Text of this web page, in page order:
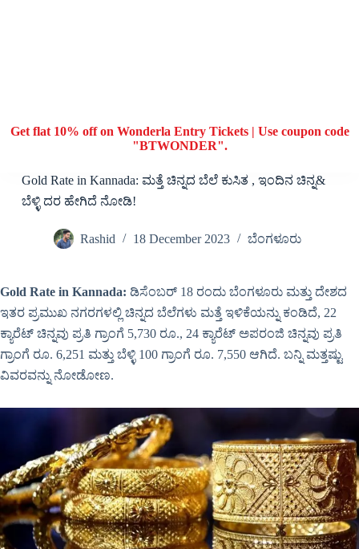
Get flat 10% off on Wonderla Entry Tickets | Use coupon code
"BTWONDER".
Gold Rate in Kannada: ಮತ್ತೆ ಚಿನ್ನದ ಬೆಲೆ ಕುಸಿತ , ಇಂದಿನ ಚಿನ್ನ&
ಬೆಳ್ಳಿ ದರ ಹೇಗಿದೆ ನೋಡಿ!
Rashid 18 December 2023 ಬೆಂಗಳೂರು
Gold Rate in Kannada: ಡಿಸೆಂಬರ್ 18 ರಂದು ಬೆಂಗಳೂರು ಮತ್ತು ದೇಶದ
ಇತರ ಪ್ರಮುಖ ನಗರಗಳಲ್ಲಿ ಚಿನ್ನದ ಬೆಲೆಗಳು ಮತ್ತೆ ಇಳಿಕೆಯನ್ನು ಕಂಡಿದೆ, 22
ಕ್ಯಾರೆಟ್ ಚಿನ್ನವು ಪ್ರತಿ ಗ್ರಾಂಗೆ 5,730 ರೂ., 24 ಕ್ಯಾರೆಟ್ ಅಪರಂಜಿ ಚಿನ್ನವು ಪ್ರತಿ
ಗ್ರಾಂಗೆ ರೂ. 6,251 ಮತ್ತು ಬೆಳ್ಳಿ 100 ಗ್ರಾಂಗೆ ರೂ. 7,550 ಆಗಿದೆ. ಬನ್ನಿ ಮತ್ತಷ್ಟು
ವಿವರವನ್ನು ನೋಡೋಣ.